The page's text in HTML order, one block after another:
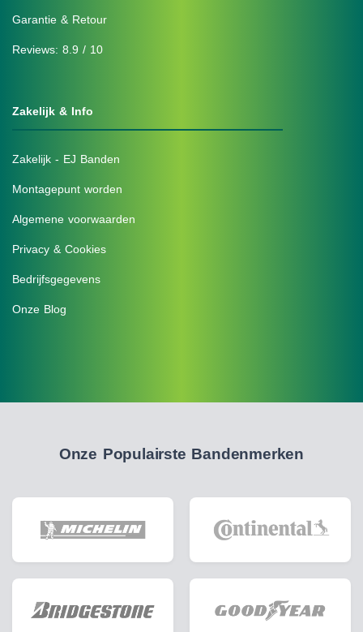
Garantie & Retour
Reviews: 8.9 / 10
Zakelijk & Info
Zakelijk - EJ Banden
Montagepunt worden
Algemene voorwaarden
Privacy & Cookies
Bedrijfsgegevens
Onze Blog
Onze Populairste Bandenmerken